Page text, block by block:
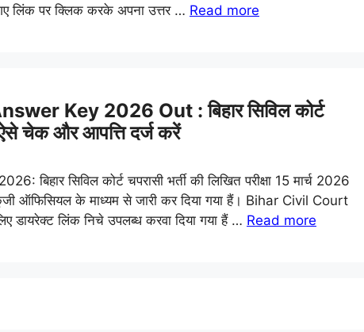
गए लिंक पर क्लिक करके अपना उत्तर … Read more
Key 2026 Out : बिहार सिविल कोर्ट
ऐसे चेक और आपत्ति दर्ज करें
सिविल कोर्ट चपरासी भर्ती की लिखित परीक्षा 15 मार्च 2026
ऑफिसियल के माध्यम से जारी कर दिया गया हैं। Bihar Civil Court
लिंक निचे उपलब्ध करवा दिया गया हैं … Read more